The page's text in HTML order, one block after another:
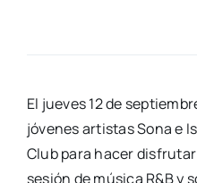
El jue­ves 12 de
jóve­nes artis­tas Sona e
Club para hacer
sesión de músi­ca R&B y